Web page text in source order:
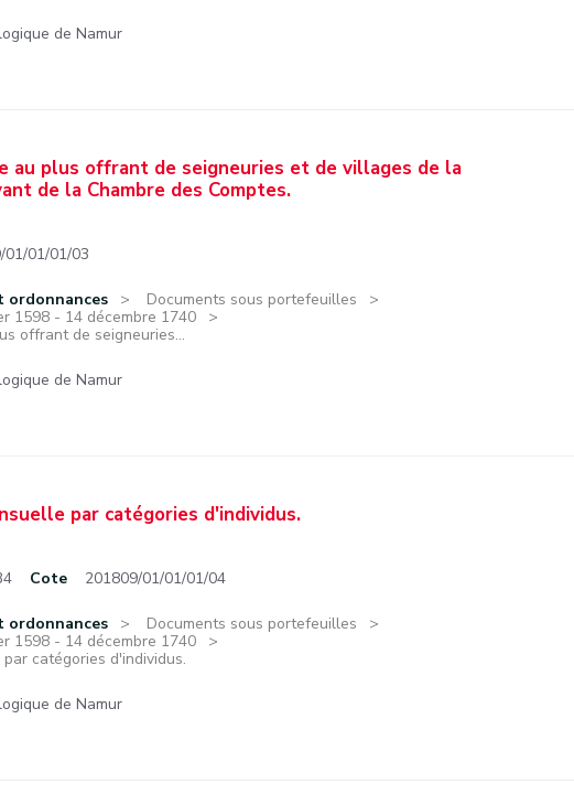
de Namur
au plus offrant de seigneuries et de villages de la
de la Chambre des Comptes.
01/01/01/03
ordonnances
Documents sous portefeuilles
1598 - 14 décembre 1740
offrant de seigneuries...
de Namur
par catégories d'individus.
Cote 201809/01/01/01/04
ordonnances
Documents sous portefeuilles
1598 - 14 décembre 1740
catégories d'individus.
de Namur